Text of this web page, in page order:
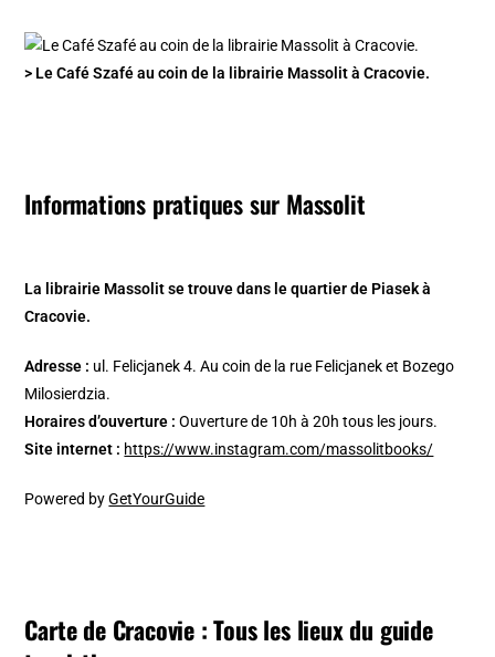
> Le Café Szafé au coin de la librairie Massolit à Cracovie.
Informations pratiques sur Massolit
La librairie Massolit se trouve dans le quartier de Piasek à
Cracovie.
Adresse : ul. Felicjanek 4. Au coin de la rue Felicjanek et Bozego
Milosierdzia.
Horaires d’ouverture :Ouverture de 10h à 20h tous les jours.
Site internet : https://www.instagram.com/massolitbooks/
Powered byGetYourGuide
Carte de Cracovie : Tous les lieux du guide